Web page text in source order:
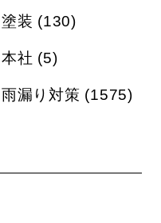
塗装 (130)
本社 (5)
雨漏り対策 (1575)